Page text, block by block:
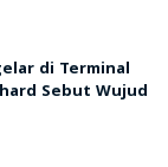
di Terminal
Sebut Wujud